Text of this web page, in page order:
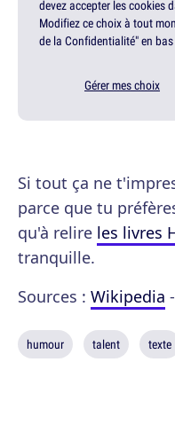
devez accepter les cookies
Modifiez ce choix à tout
de la Confidentialité" en
Gérer mes choix
Si tout ça ne
parce que tu
qu'à relire les livres
tranquille.
Sources : Wikipedia -
humour talent texte